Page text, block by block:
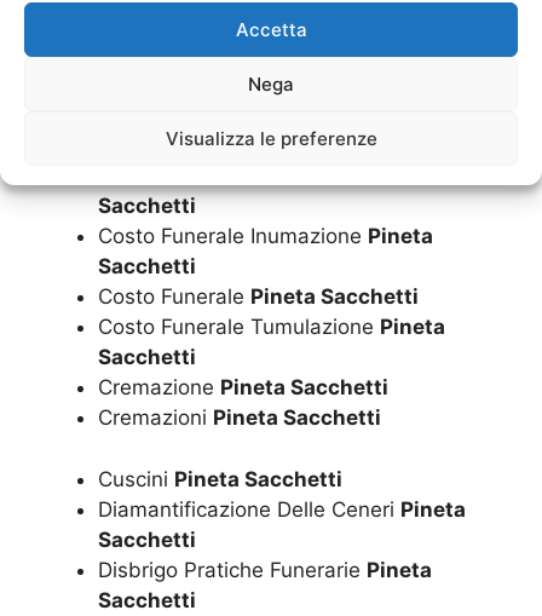
Accetta
Nega
Visualizza le preferenze
Concessione LoculiPineta Sacchetti
CoronePineta Sacchetti
Costo CremazionePineta Sacchetti
Sacchetti
Sacchetti
Costo Funerale Inumazione Pineta
Sacchetti
Costo Funerale Pineta Sacchetti
Costo Funerale Tumulazione Pineta
Sacchetti
Cremazione Pineta Sacchetti
Cremazioni Pineta Sacchetti
Cuscini Pineta Sacchetti
Diamantificazione Delle Ceneri Pineta
Sacchetti
Disbrigo Pratiche Funerarie Pineta
Sacchetti